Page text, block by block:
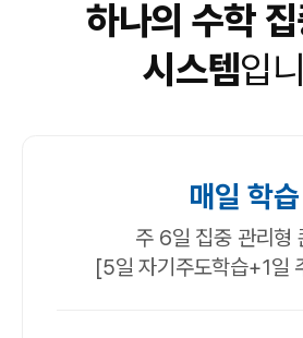
하나의 수학 집
시스템입
매일 학습
주 6일 집중 관리형
[5일 자기주도학습+1일